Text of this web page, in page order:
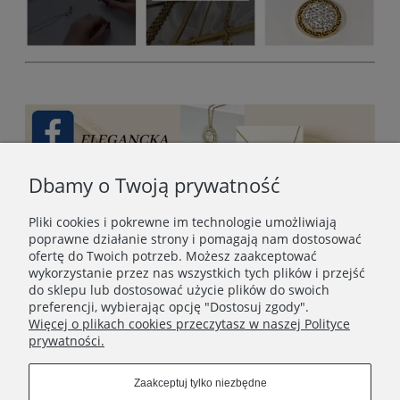
Dbamy o Twoją prywatność
Pliki cookies i pokrewne im technologie umożliwiają
poprawne działanie strony i pomagają nam dostosować
ofertę do Twoich potrzeb. Możesz zaakceptować
wykorzystanie przez nas wszystkich tych plików i przejść
do sklepu lub dostosować użycie plików do swoich
preferencji, wybierając opcję "Dostosuj zgody".
Więcej o plikach cookies przeczytasz w naszej Polityce
prywatności.
Zaakceptuj tylko niezbędne